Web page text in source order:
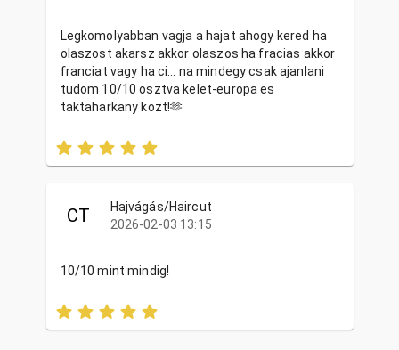
Legkomolyabban vagja a hajat ahogy kered ha
olaszost akarsz akkor olaszos ha fracias akkor
franciat vagy ha ci… na mindegy csak ajanlani
tudom 10/10 osztva kelet-europa es
taktaharkany kozt!🫶
CT
Hajvágás/Haircut
2026-02-03 13:15
10/10 mint mindig!